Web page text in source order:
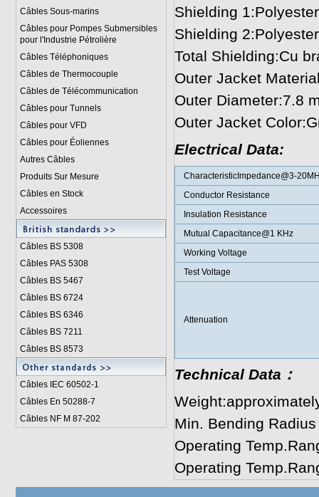
Câbles Sous-marins
Câbles pour Pompes Submersibles
pour l'Industrie Pétrolière
Câbles Téléphoniques
Câbles de Thermocouple
Câbles de Télécommunication
Câbles pour Tunnels
Câbles pour VFD
Câbles pour Éoliennes
Autres Câbles
Produits Sur Mesure
Câbles en Stock
Accessoires
Câbles BS 5308
Câbles PAS 5308
Câbles BS 5467
Câbles BS 6724
Câbles BS 6346
Câbles BS 7211
Câbles BS 8573
Câbles IEC 60502-1
Câbles En 50288-7
Câbles NF M 87-202
Shielding
Shielding
Total Shielding:Cu
Outer Jacket
Outer Diameter:7.8
Outer Jacket
Electrical Data:
CharacteristicImpedance@3-
Conductor Resistance
Insulation Resistance
Mutual Capacitance@1 KHz
Working Voltage
Test Voltage
Attenuation
Technical Data：
Min. Bending
Operating
Operating